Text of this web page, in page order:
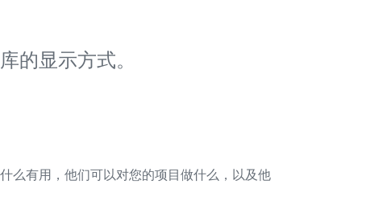
的显示方式。
么有用，他们可以对您的项目做什么，以及他